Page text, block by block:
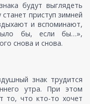
будут выглядеть
приступ зимней
и вспоминают,
бы, если бы…»,
снова и снова.
знак трудится
утра. При этом
то, что кто-то хочет